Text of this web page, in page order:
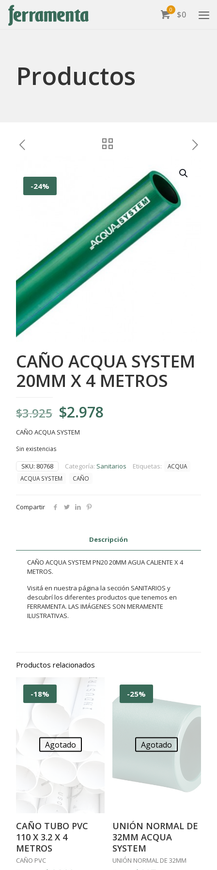
0 $0
Productos
-24%
CAÑO ACQUA SYSTEM
20MM X 4 METROS
$3.925 El
precio
original
$3.925.
$2.978
$2.978.
CAÑO ACQUA SYSTEM
Sin existencias
SKU: 80768 Categoría: Sanitarios Etiquetas:
ACQUA
ACQUA SYSTEM
CAÑO
Compartir
Descripción
CAÑO ACQUA SYSTEM PN20 20MM AGUA CALIENTE X 4
METROS.
Visitá en nuestra página la sección SANITARIOS y
descubrí los diferentes productos que tenemos en
FERRAMENTA. LAS IMÁGENES SON MERAMENTE
ILUSTRATIVAS.
Productos relacionados
-18%
Agotado
CAÑO TUBO PVC
110 X 3.2 X 4
METROS
CAÑO PVC
-25%
Agotado
UNIÓN NORMAL DE
32MM ACQUA
SYSTEM
UNIÓN NORMAL DE 32MM